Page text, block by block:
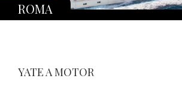
ROMA
YATE A MOTOR